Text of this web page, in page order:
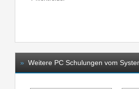
» Weitere PC Schulungen vom